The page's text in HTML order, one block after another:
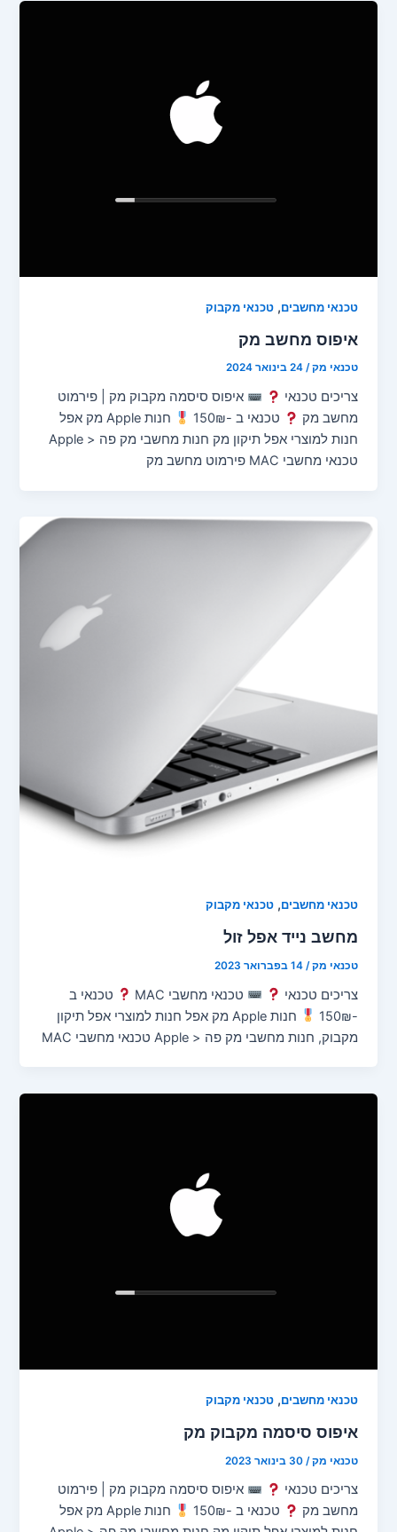
טכנאי מחשבים,טכנאי מקבוק
איפוס מחשב מק
טכנאי מק/24 בינואר 2024
צריכים טכנאי
איפוס סיסמה מקבוק מק | פירמוט
מחשב מק
טכנאי ב -150₪
חנות Apple מק אפל
חנות למוצרי אפל תיקון מק חנות מחשבי מק פה < Apple
טכנאי מחשבי MAC פירמוט מחשב מק
טכנאי מחשבים,טכנאי מקבוק
מחשב נייד אפל זול
טכנאי מק/14 בפברואר 2023
צריכים טכנאי טכנאי מחשבי MAC
טכנאי ב
-150₪
חנות Apple מק אפל חנות למוצרי אפל תיקון
מקבוק, חנות מחשבי מק פה < Apple טכנאי מחשבי MAC
טכנאי מחשבים,טכנאי מקבוק
איפוס סיסמה מקבוק מק
טכנאי מק/30 בינואר 2023
צריכים טכנאי
איפוס סיסמה מקבוק מק | פירמוט
מחשב מק
טכנאי ב -150₪
חנות Apple מק אפל